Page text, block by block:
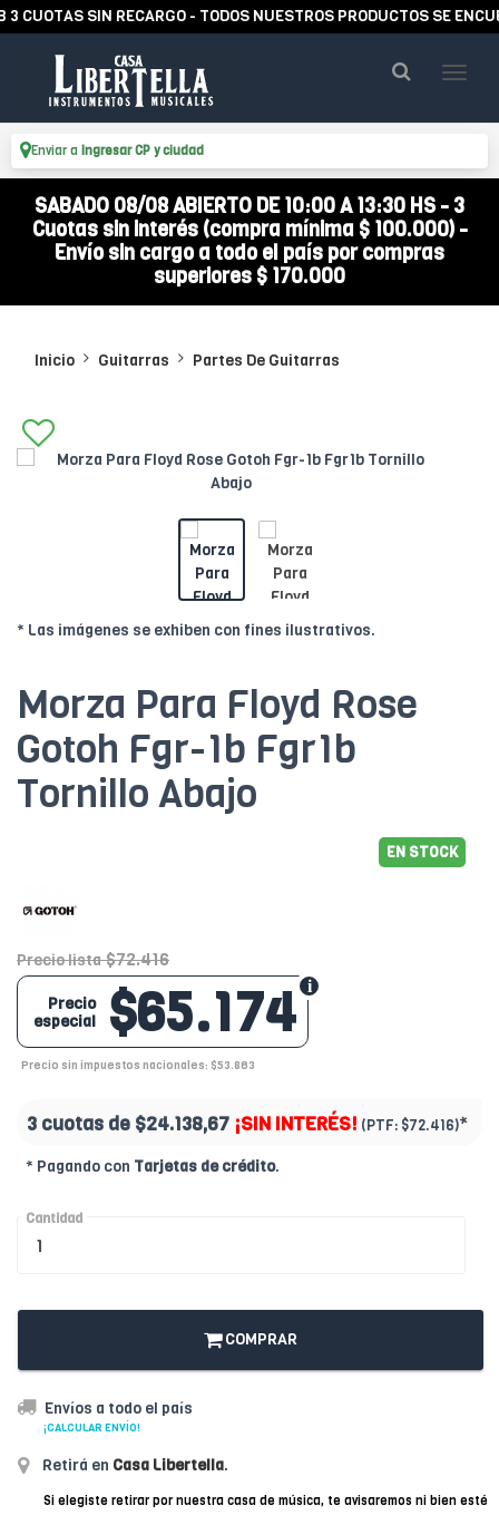
SIN RECARGO - TODOS NUESTROS PRODUCTOS SE
Enviar a Ingresar CP y ciudad
SABADO 08/08 ABIERTO DE 10:00 A 13:30 HS - 3
Cuotas sin interés (compra mínima $ 100.000) -
Envío sin cargo a todo el país por compras
superiores $ 170.000
Inicio Guitarras Partes De Guitarras
* Las imágenes se exhiben con fines ilustrativos.
Morza Para Floyd Rose
Gotoh Fgr-1b Fgr1b
Tornillo Abajo
EN STOCK
Precio lista $72.416
$65.174
Precio
especial
Precio sin impuestos nacionales: $53.863
3 cuotas de $24.138,67 ¡SIN INTERÉS! (PTF: $72.416)*
* Pagando con Tarjetas de crédito.
Cantidad
COMPRAR
Envíos a todo el país
¡CALCULAR ENVÍO!
Retirá en Casa Libertella.
Si elegiste retirar por nuestra casa de música, te avisaremos ni bien esté